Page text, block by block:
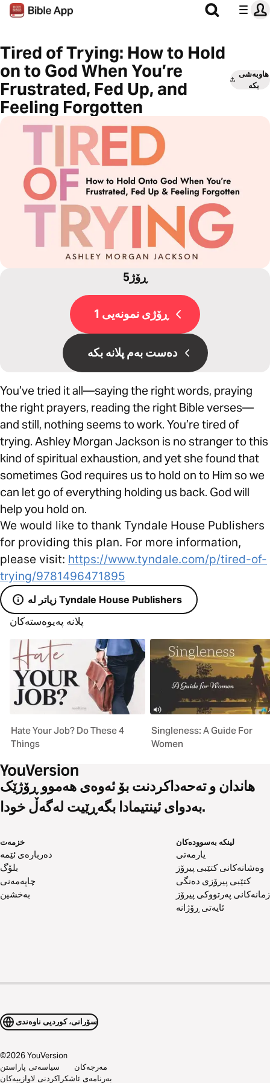
Tired of Trying: How to Hold
on to God When You’re
Frustrated, Fed Up, and
Feeling Forgotten
هاوبەشی
بکە
5ڕۆژ
ڕۆژی نمونەیی 1
دەست بەم پلانە بکە
You’ve tried it all—saying the right words, praying
the right prayers, reading the right Bible verses—
and still, nothing seems to work. You’re tired of
trying. Ashley Morgan Jackson is no stranger to this
kind of spiritual exhaustion, and yet she found that
sometimes God requires us to hold on to Him so we
can let go of everything holding us back. God will
help you hold on.
We would like to thank Tyndale House Publishers
for providing this plan. For more information,
please visit: https://www.tyndale.com/p/tired-of-
trying/9781496471895
زیاتر لە Tyndale House Publishers
پلانە پەیوەستەکان
Hate Your Job? Do These 4
Things
Singleness: A Guide For
Women
هاندان و تەحەداکردنت بۆ ئەوەی هەموو ڕۆژێک
بەدوای ئینتیمادا بگەڕێیت لەگەڵ خودا.
خزمەت
دەربارەی ئێمە
بلۆگ
چاپەمەنی
بەخشین
لینکە بەسوودەکان
یارمەتی
وەشانەکانی کتێبی پیرۆز
کتێبی پیرۆزی دەنگی
زمانەکانی پەرتووکی پیرۆز
ئایەتی ڕۆژانە
سۆرانی، کوردیی ناوەندی
©2026YouVersion
سیاسەتی پاراستن
مەرجەکان
بەرنامەی ئاشکراکردنی لاوازییەکان